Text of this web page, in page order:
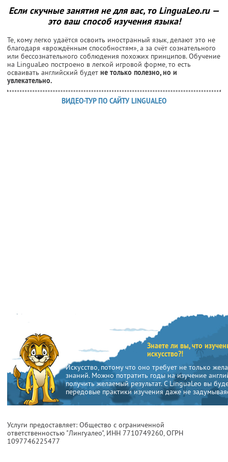
Если скучные занятия не для вас, то LinguaLeo.ru —
это ваш способ изучения языка!
Те, кому легко удаётся освоить иностранный язык, делают это не
благодаря «врождённым способностям», а за счёт сознательного
или бессознательного соблюдения похожих принципов. Обучение
на LinguaLeo построено в легкой игровой форме, то есть
осваивать английский будет не только полезно, но и
увлекательно.
ВИДЕО-ТУР ПО САЙТУ LINGUALEO
Знаете ли вы, что
искусство?!
Искусство, потому что оно требует не только
знаний. Можно потратить годы на изучение
получить желаемый результат. С LinguaLeo вы
передовые практики изучения даже не
Услуги предоставляет: Общество с ограниченной
ответственностью "Лингуалео", ИНН 7710749260, ОГРН
1097746225477